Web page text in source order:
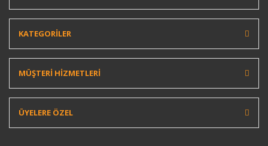
KATEGORİLER
MÜŞTERİ HİZMETLERİ
ÜYELERE ÖZEL